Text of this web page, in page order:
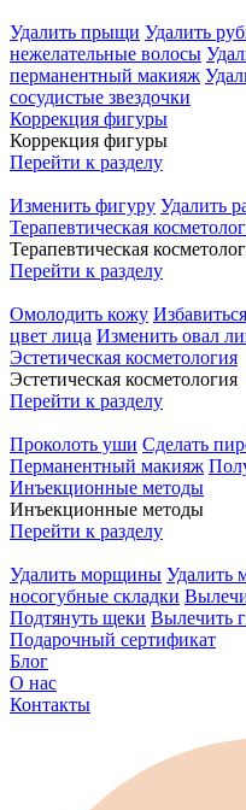
Удалить прыщи Удалить
нежелательные волосы
перманентный макияж
сосудистые звездочки
Коррекция фигуры
Коррекция фигуры
Перейти к разделу
Изменить фигуру Удалить
Терапевтическая
Терапевтическая
Перейти к разделу
Омолодить кожу
цвет лица Изменить овал
Эстетическая косметология
Эстетическая косметология
Перейти к разделу
Проколоть уши Сделать
Перманентный макияж
Инъекционные методы
Инъекционные методы
Перейти к разделу
Удалить морщины Удалить
носогубные складки
Подтянуть щеки Вылечить
Подарочный сертификат
Блог
О нас
Контакты